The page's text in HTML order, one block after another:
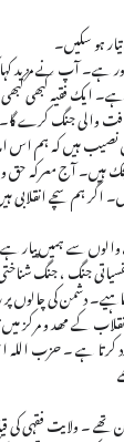
ہو سکیں۔
ہے۔ آپ نے مزید کہا
ہے۔ ایک فقیہ کبھی
والی جنگ کرے گا۔
نصیب ہیں کہ ہم اس
ہیں۔ آج معرکہ حق و
ہم سچے انقلابی ہیں
والوں سے ہمیں
جنگ ، جنگ
دشمن کی
کے مھد و مرکز
مدد کرتا ہے ۔ حزب
۔ ولایت فقہی کی